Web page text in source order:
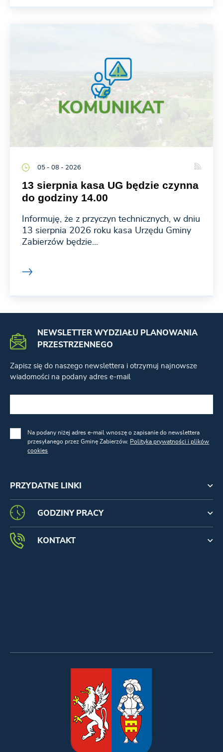
05 - 08 - 2026
13 sierpnia kasa UG będzie czynna
do godziny 14.00
Informuję, że z przyczyn technicznych, w dniu
13 sierpnia 2026 roku kasa Urzędu Gminy
Zabierzów będzie...
PRZYDATNE LINKI
NEWSLETTER WYDZIAŁU PLANOWANIA
PRZESTRZENNEGO
Zapisz się do naszego newslettera i otrzymuj najnowsze
wiadomości na podany adres e-mail
Na podany niżej adres e-mail wnoszę o zapisanie do newslettera
przesyłanego przez Gminę Zabierzów. Polityka prywatności i plików
cookies
GODZINY PRACY
KONTAKT